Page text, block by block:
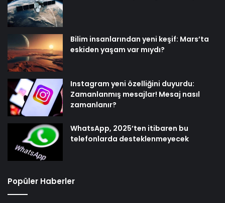
Bilim insanlarından yeni keşif: Mars’ta
eskiden yaşam var mıydı?
Instagram yeni özelliğini duyurdu:
Zamanlanmış mesajlar! Mesaj nasıl
zamanlanır?
WhatsApp, 2025’ten itibaren bu
telefonlarda desteklenmeyecek
Popüler Haberler